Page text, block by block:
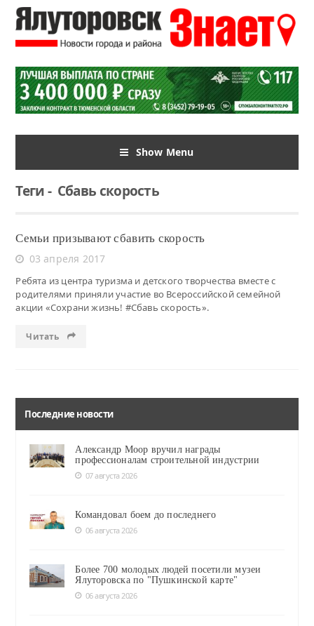
Show Menu
Теги-Сбавь скорость
Семьи призывают сбавить скорость
03 апреля 2017
Ребята из центра туризма и детского творчества вместе с
родителями приняли участие во Всероссийской семейной
акции «Сохрани жизнь! #Сбавь скорость».
Читать
Последние новости
Александр Моор вручил награды
профессионалам строительной индустрии
07 августа 2026
Командовал боем до последнего
06 августа 2026
Более 700 молодых людей посетили музеи
Ялуторовска по "Пушкинской карте"
06 августа 2026